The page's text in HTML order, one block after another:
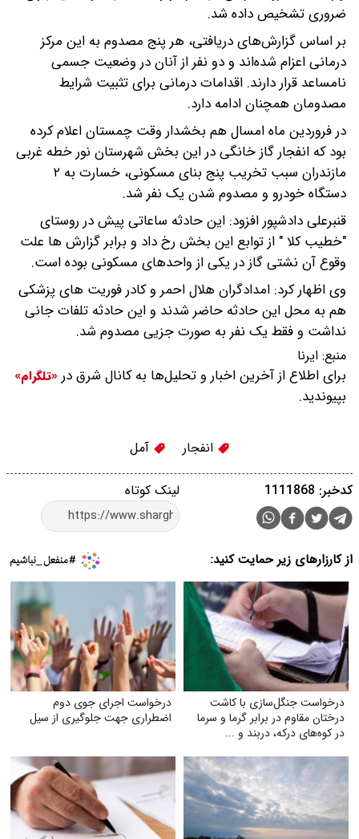
ضروری تشخیص داده شد.
بر اساس گزارش‌های دریافتی، هر پنج مصدوم به این مرکز
درمانی اعزام شده‌اند و دو نفر از آنان در وضعیت جسمی
نامساعد قرار دارند. اقدامات درمانی برای تثبیت شرایط
مصدومان همچنان ادامه دارد.
در فروردین ماه امسال هم بخشدار وقت چمستان اعلام کرده
بود که انفجار گاز خانگی در این بخش شهرستان نور خطه غربی
مازندران سبب تخریب پنج بنای مسکونی، خسارت به ۲
دستگاه خودرو و مصدوم شدن یک نفر شد.
قنبرعلی دادشپور افزود: این حادثه ساعاتی پیش در روستای
"خطیب کلا " از توابع این بخش رخ داد و برابر گزارش ها علت
وقوع آن نشتی گاز در یکی از واحدهای مسکونی بوده است.
وی اظهار کرد: امدادگران هلال احمر و کادر فوریت های پزشکی
هم به محل این حادثه حاضر شدند و این حادثه تلفات جانی
نداشت و فقط یک نفر به صورت جزیی مصدوم شد.
منبع: ایرنا
برای اطلاع از آخرین اخبار و تحلیل‌ها به کانال شرق در «تلگرام»
بپیوندید.
انفجار آمل
لینک کوتاه کدخبر: 1111868
از کارزارهای زیر حمایت کنید:
درخواست جنگل‌سازی با کاشت
درختان مقاوم در برابر گرما و سرما
در کوه‌های درکه، دربند و ...
درخواست اجرای جوی دوم
اضطراری جهت جلوگیری از سیل